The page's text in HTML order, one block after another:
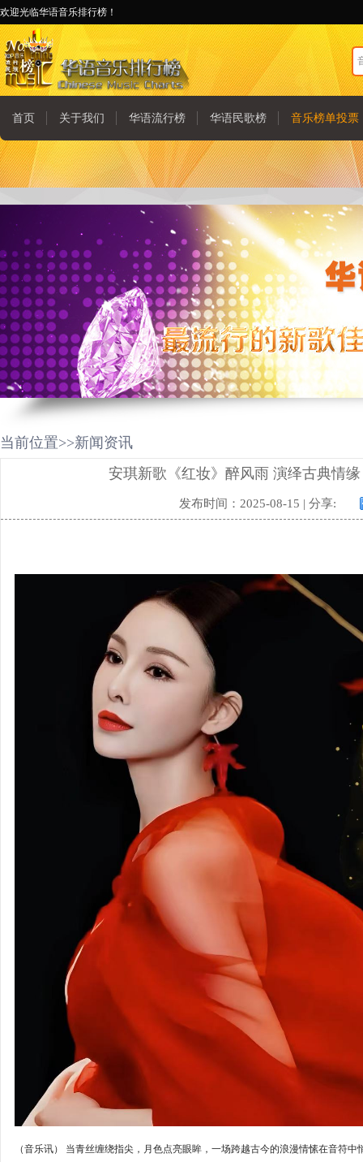
欢迎光临华语音乐排行榜！
首页 关于我们 华语流行榜 华语民歌榜 音乐榜单投票
当前位置>>新闻资讯
安琪新歌《红妆》醉风雨 演绎古典情
发布时间：2025-08-15 | 分享:
（音乐讯）
当青丝缠绕指尖，月色点亮眼眸，一场跨越古今的浪漫情愫在音符